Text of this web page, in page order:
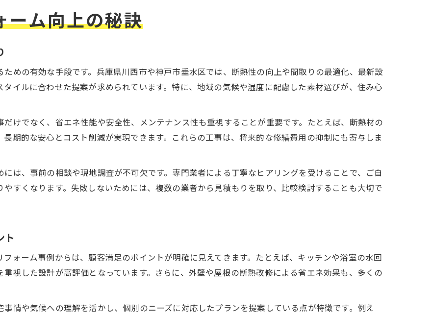
兵庫で快適性アップする方法とは
リフォームで叶う兵庫の快適な住まい方
リフォーム助成金活用で賢く快適性アップ
断熱リフォームで光熱費を賢く削減する方法
兵庫エリアで注目の断熱改修リフォーム事例
断熱リフォーム会社選びで失敗しないコツ
川西市や垂水区で使える補助金の基礎知識
リフォーム費用を抑える最新の補助制度活用法
リフォーム向上を補助金で実現するステップ
ーム向上の秘訣
めの有効な手段です。兵庫県川西市や神戸市垂水区では、断熱性の向上や間取りの最適化、最新設
イルに合わせた提案が求められています。特に、地域の気候や湿度に配慮した素材選びが、住み心
けでなく、省エネ性能や安全性、メンテナンス性も重視することが重要です。たとえば、断熱材の
期的な安心とコスト削減が実現できます。これらの工事は、将来的な修繕費用の抑制にも寄与しま
は、事前の相談や現地調査が不可欠です。専門業者による丁寧なヒアリングを受けることで、ご自
すくなります。失敗しないためには、複数の業者から見積もりを取り、比較検討することも大切で
ト
ォーム事例からは、顧客満足のポイントが明確に見えてきます。たとえば、キッチンや浴室の水回
視した設計が高評価となっています。さらに、外壁や屋根の断熱改修による省エネ効果も、多くの
情や気候への理解を活かし、個別のニーズに対応したプランを提案している点が特徴です。例え